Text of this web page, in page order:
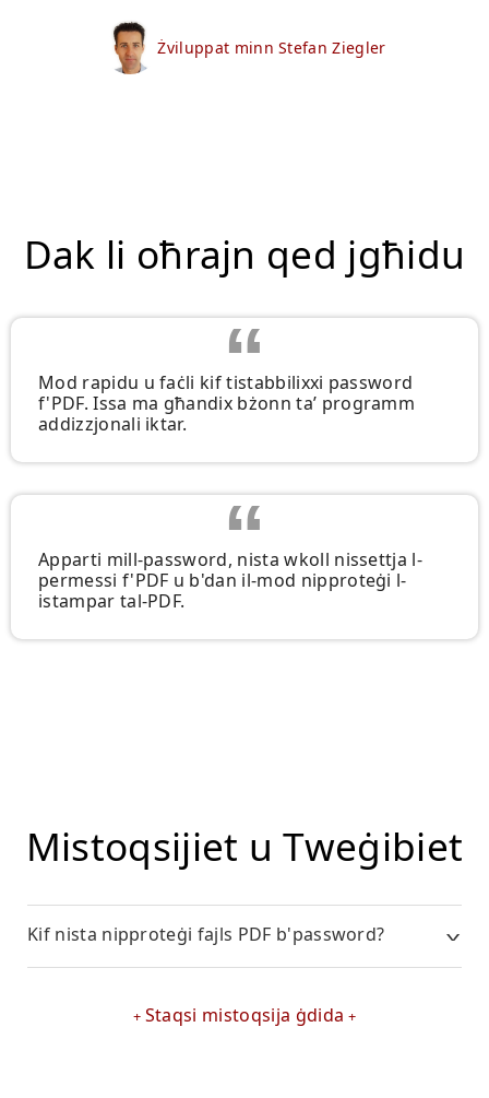
Żviluppat minn Stefan Ziegler
Dak li oħrajn qed jgħidu
Mod rapidu u faċli kif tistabbilixxi password
f'PDF. Issa ma għandix bżonn ta’ programm
addizzjonali iktar.
Apparti mill-password, nista wkoll nissettja l-
permessi f'PDF u b'dan il-mod nipproteġi l-
istampar tal-PDF.
Mistoqsijiet u Tweġibiet
Kif nista nipproteġi fajls PDF b'password?
Staqsi mistoqsija ġdida